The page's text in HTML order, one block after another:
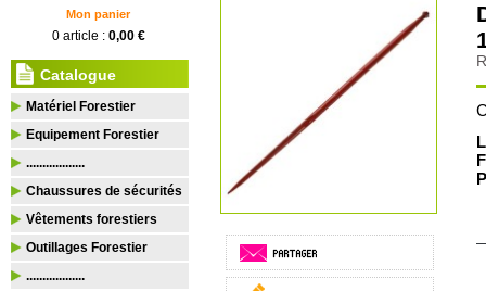
Mon panier
0 article : 0,00 €
Catalogue
Matériel Forestier
Equipement Forestier
..................
Chaussures de sécurités
Vêtements forestiers
Outillages Forestier
..................